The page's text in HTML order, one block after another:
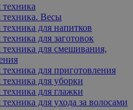
техника. Весы
для напитков
для заготовок
техника для смешивания,
для приготовления
для уборки
для глажки
для ухода за волосами